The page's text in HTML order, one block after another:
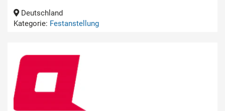
Deutschland
Kategorie: Festanstellung